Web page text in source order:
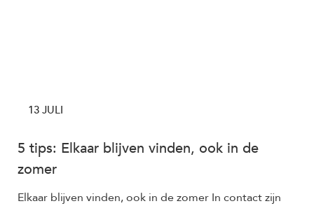
5 tips: Elkaar blijven vinden, ook in de
zomer
13 JULI
Elkaar blijven vinden, ook in de zomer In contact zijn